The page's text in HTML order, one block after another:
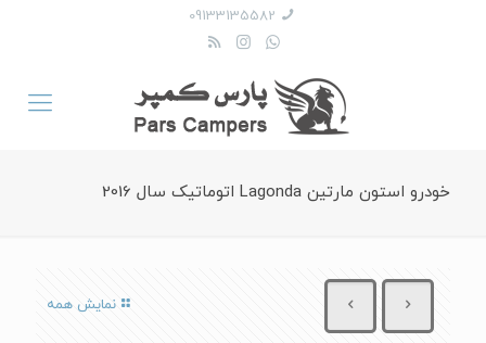
09133135582
خودرو استون مارتین Lagonda اتوماتیک سال 2016
نمایش همه